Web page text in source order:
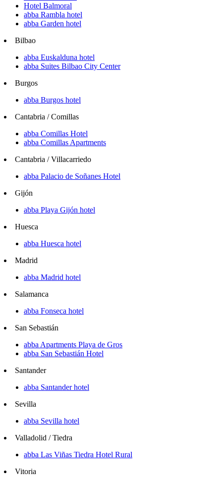
Hotel Balmoral
abba Rambla hotel
abba Garden hotel
Bilbao
abba Euskalduna hotel
abba Suites Bilbao City Center
Burgos
abba Burgos hotel
Cantabria / Comillas
abba Comillas Hotel
abba Comillas Apartments
Cantabria / Villacarriedo
abba Palacio de Soñanes Hotel
Gijón
abba Playa Gijón hotel
Huesca
abba Huesca hotel
Madrid
abba Madrid hotel
Salamanca
abba Fonseca hotel
San Sebastián
abba Apartments Playa de Gros
abba San Sebastián Hotel
Santander
abba Santander hotel
Sevilla
abba Sevilla hotel
Valladolid / Tiedra
abba Las Viñas Tiedra Hotel Rural
Vitoria